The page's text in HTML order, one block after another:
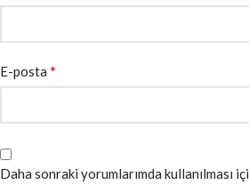
E-posta *
Daha sonraki yorumlarımda kullanılması